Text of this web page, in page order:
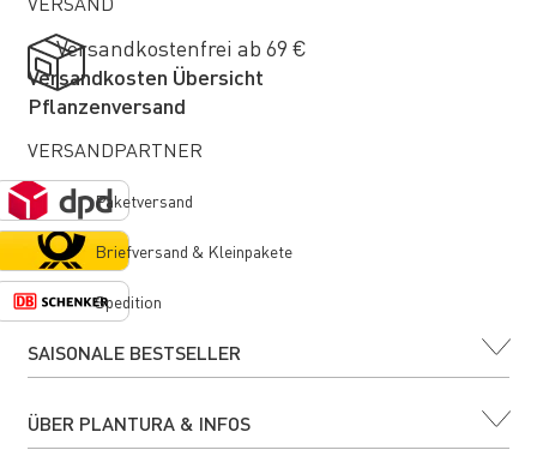
SAISONALE BESTSELLER
ÜBER PLANTURA & INFOS
Versandkostenfrei ab 69 €
Versandkosten Übersicht
Pflanzenversand
VERSANDPARTNER
Paketversand
Briefversand & Kleinpakete
Spedition